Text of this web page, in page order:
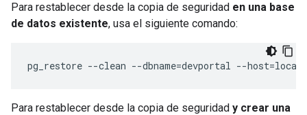
Para restablecer desde la copia de seguridad en una base
de datos existente, usa el siguiente comando:
pg_restore --clean --dbname=devportal --
Para restablecer desde la copia de seguridad y crear una